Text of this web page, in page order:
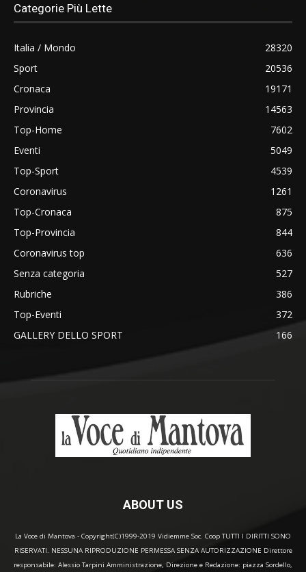
Categorie Più Lette
Italia / Mondo
28320
Sport
20536
Cronaca
19171
Provincia
14563
Top-Home
7602
Eventi
5049
Top-Sport
4539
Coronavirus
1261
Top-Cronaca
875
Top-Provincia
844
Coronavirus top
636
Senza categoria
527
Rubriche
386
Top-Eventi
372
GALLERY DELLO SPORT
166
ABOUT US
La Voce di Mantova - Copyright(C)1999-2019 Vidiemme Soc. Coop TUTTI I DIRITTI SONO
RISERVATI. NESSUNA RIPRODUZIONE PERMESSA SENZA AUTORIZZAZIONE Direttore
responsabile: Alessio Tarpini Amministrazione, Direzione e Redazione: piazza Sordello,